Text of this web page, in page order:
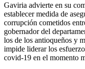
Gaviria advierte en su
establecer medida de
corrupción cometidos
gobernador del
los de los antioqueños y
impide liderar los
covid-19 en el momento